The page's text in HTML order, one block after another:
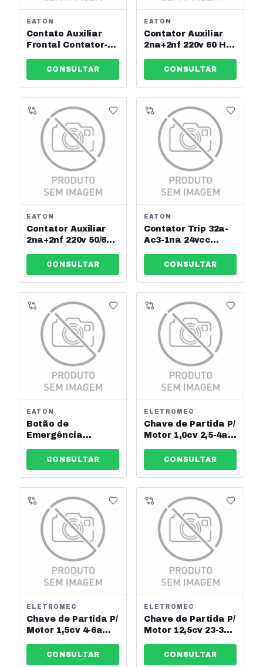
EATON
Contato Auxiliar
Frontal Contator-
Ref: Dila-Xhi31
CONSULTAR
EATON
Contator Auxiliar
2na+2nf 220v 60 Hz
CONSULTAR
EATON
Contator Auxiliar
2na+2nf 220v 50/60
22-220vCONSULTAR
EATON
Contator Trip 32a-
Ac3-1na 24vcc
EatonCONSULTAR
EATON
Botão de
Emergência
Met 40mm Verde
Joining - Jng - Ref:
12782
CONSULTAR
ELETROMEC
Chave de Partida P/
Motor 1,0cv 2,5-4a
Elcp-4-220v
CONSULTAR
ELETROMEC
Chave de Partida P/
Motor 1,5cv 4-6a
Elcp-6-220v
CONSULTAR
ELETROMEC
Chave de Partida P/
Motor 12,5cv 23-32a
Elcp-32-220v
CONSULTAR